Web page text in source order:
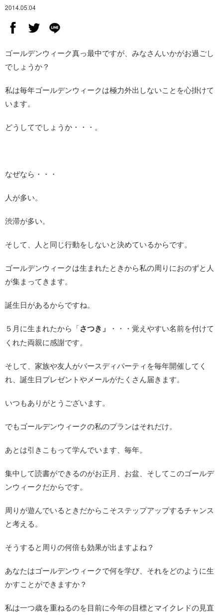
2014.05.04
ゴールデンウィーク真っ最中ですが、みなさんいかがお過ごし
でしょうか？
私は毎年ゴールデンウィークは極力外出しないことを心掛けて
います。
どうしてでしょうか・・・。
なぜなら・・・
人が多い。
渋滞が多い。
そして、人と同じ行動をしないと決めているからです。
ゴールデンウィークは生まれたときから私の周りにおのずと人
が集まってきます。
誕生日があるからですね。
５月に生まれたから「さつき」
・・・覚えやすい名前を付けて
くれた両親に感謝です。
そして、家族や友人がバースディパーティを毎年開催してく
れ、誕生日プレゼントやメールがたくさん届きます。
いつもありがとうございます。
でもゴールデンウィークの私のプランはそれだけ。
あとは引きこもって学んでいます、毎年。
集中して読書ができるのがお正月、お盆、そしてこのゴールデ
ンウィークだからです。
周りが遊んでいるときだからこそステップアップするチャンス
と考える。
そうすると周りの何倍も効果が出ますよね？
あなたはゴールデンウィークで何を学び、それをどのように生
かすことができますか？
私は一つ歳を重ねるのを目前に今年の目標とマイクレドの見直